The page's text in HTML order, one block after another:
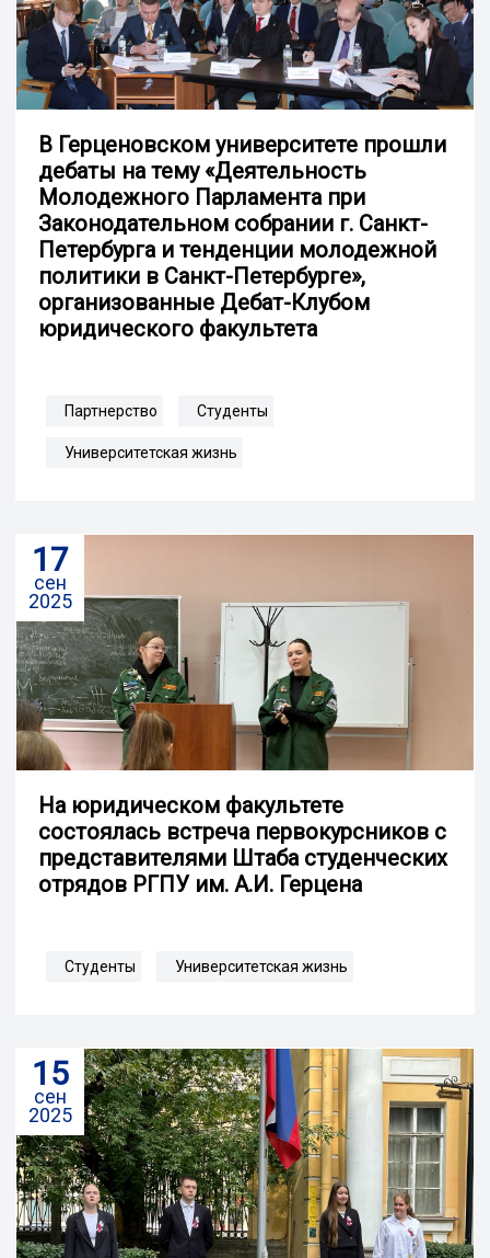
В Герценовском университете прошли
дебаты на тему «Деятельность
Молодежного Парламента при
Законодательном собрании г. Санкт-
Петербурга и тенденции молодежной
политики в Санкт-Петербурге»,
организованные Дебат-Клубом
юридического факультета
Партнерство Студенты
Университетская жизнь
17
сен
2025
На юридическом факультете
состоялась встреча первокурсников с
представителями Штаба студенческих
отрядов РГПУ им. А.И. Герцена
Студенты Университетская жизнь
15
сен
2025